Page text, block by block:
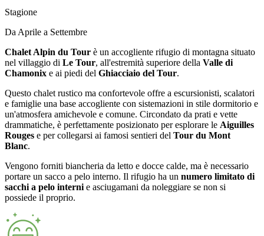
Stagione
Da Aprile a Settembre
Chalet Alpin du Tour è un accogliente rifugio di montagna situato
nel villaggio di Le Tour, all'estremità superiore della Valle di
Chamonix e ai piedi del Ghiacciaio del Tour.
Questo chalet rustico ma confortevole offre a escursionisti, scalatori
e famiglie una base accogliente con sistemazioni in stile dormitorio e
un'atmosfera amichevole e comune. Circondato da prati e vette
drammatiche, è perfettamente posizionato per esplorare le Aiguilles
Rouges e per collegarsi ai famosi sentieri del Tour du Mont
Blanc.
Vengono forniti biancheria da letto e docce calde, ma è necessario
portare un sacco a pelo interno. Il rifugio ha un numero limitato di
sacchi a pelo interni e asciugamani da noleggiare se non si
possiede il proprio.